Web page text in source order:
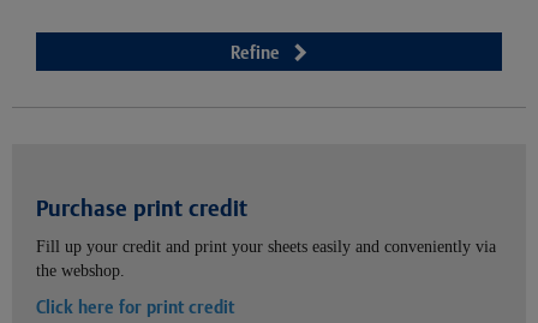
Refine
Purchase print credit
Fill up your credit and print your sheets easily and conveniently via
the webshop.
Click here for print credit